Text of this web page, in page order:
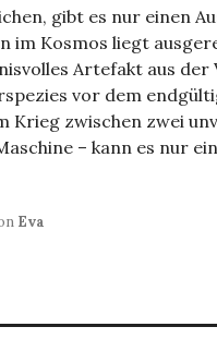
gibt es nur einen
im Kosmos liegt
Artefakt aus
vor dem
Krieg zwischen zwei
– kann es nur
Eva